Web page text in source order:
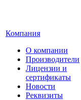
Компания
О компании
Производители
Лицензии и
сертификаты
Новости
Реквизиты